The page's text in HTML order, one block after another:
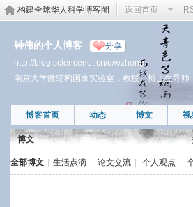
构建全球华人科学博客圈 返回首页
钟伟的个人博客 分享
http://blog.sciencenet.cn/u/wzhong
南京大学微结构国家实验室，教授，博士生导师
博客首页 动态 博文 视
博文
全部博文 生活点滴 论文交流 个人观点